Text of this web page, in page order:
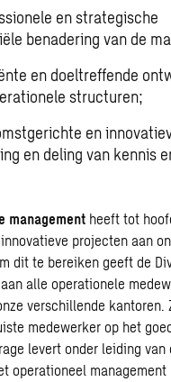
en strategische
benadering van de
en doeltreffende
structuren;
en
en deling van kennis
management heeft tot
projecten aan
dit te bereiken geeft de
alle operationele
verschillende kantoren.
medewerker op het
levert onder leiding van
operationeel